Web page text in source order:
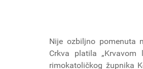
Nije ozbiljno pomenuta
Crkva platila
rimokatoličkog župnika